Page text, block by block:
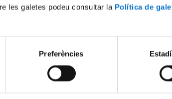
les galetes podeu consultar la Política de
Preferències